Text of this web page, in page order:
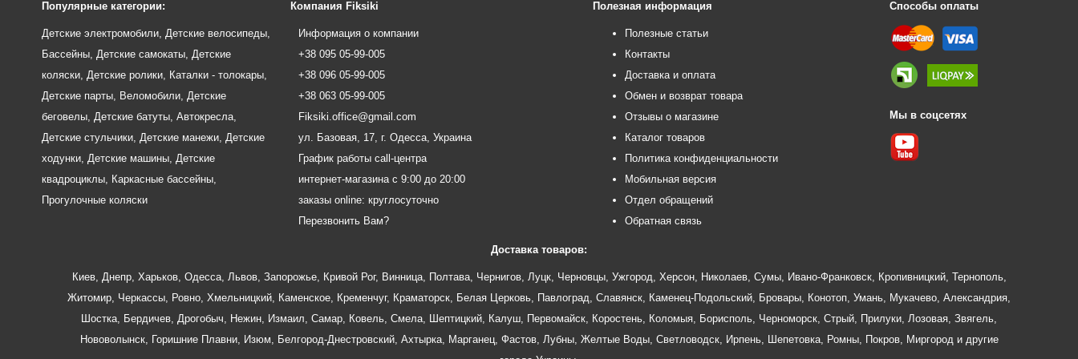
Популярные категории:
Детские электромобили Детские велосипеды
Бассейны Детские самокаты Детские
коляски Детские ролики Каталки - толокары
Детские парты Веломобили Детские
беговелы Детские батуты Автокресла
Детские стульчики Детские манежи Детские
ходунки Детские машины Детские
квадроциклы Каркасные бассейны
Прогулочные коляски
Компания Fiksiki
Информация о компании
+38 095 05-99-005
+38 096 05-99-005
+38 063 05-99-005
Fiksiki.office@gmail.com
ул. Базовая, 17, г. Одесса, Украина
График работы call-центра
интернет-магазина с 9:00 до 20:00
заказы online: круглосуточно
Перезвонить Вам?
Полезная информация
Полезные статьи
Контакты
Доставка и оплата
Обмен и возврат товара
Отзывы о магазине
Каталог товаров
Политика конфиденциальности
Мобильная версия
Отдел обращений
Обратная связь
Способы оплаты
Мы в соцсетях
Доставка товаров:
Киев, Днепр, Харьков, Одесса, Львов, Запорожье, Кривой Рог, Винница, Полтава, Чернигов, Луцк, Черновцы, Ужгород Херсон, Николаев, Сумы, Ивано-Франковск, Кропивницкий, Тернополь,
Житомир Черкассы Ровно Хмельницкий Каменское Кременчуг, Краматорск Белая Церковь Павлоград Славянск Каменец-Подольский Бровары Конотоп Умань Мукачево Александрия
Шостка Бердичев Дрогобыч Нежин Измаил Самар Ковель Смела Шептицкий Калуш Первомайск Коростень Коломыя Борисполь Черноморск Стрый Прилуки Лозовая Звягель
Нововолынск, Горишние Плавни, Изюм Белгород-Днестровский, Ахтырка, Марганец, Фастов, Лубны, Желтые Воды, Светловодск, Ирпень, Шепетовка, Ромны, Покров, Миргород и другие